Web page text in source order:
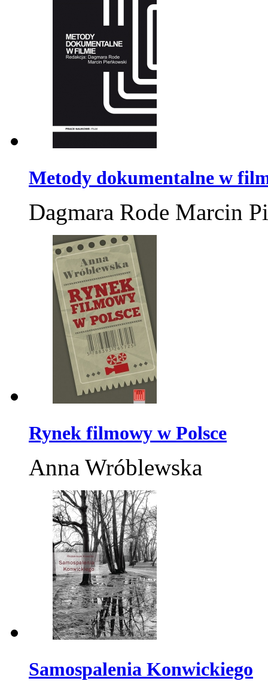
Metody dokumentalne w
Dagmara Rode Marcin
Rynek filmowy w Polsce
Anna Wróblewska
Samospalenia Konwickiego